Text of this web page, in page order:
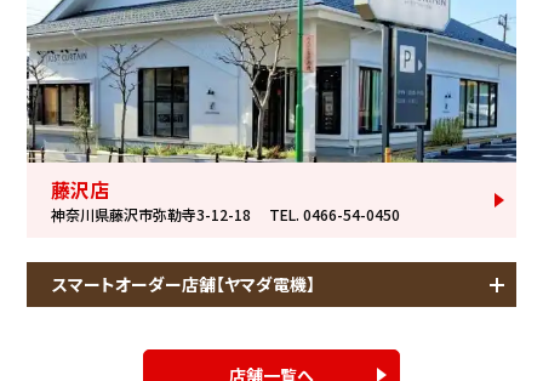
藤沢店
神奈川県藤沢市弥勒寺3-12-18 TEL. 0466-54-0450
スマートオーダー店舗【ヤマダ電機】
店舗一覧へ